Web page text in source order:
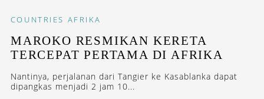
COUNTRIES AFRIKA
MAROKO RESMIKAN KERETA
TERCEPAT PERTAMA DI AFRIKA
Nantinya, perjalanan dari Tangier ke Kasablanka dapat
dipangkas menjadi 2 jam 10...